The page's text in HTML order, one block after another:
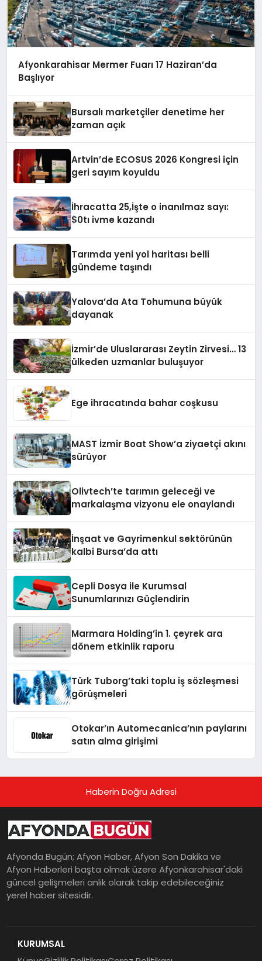
Afyonkarahisar Mermer Fuarı 17 Haziran’da
Başlıyor
Bursalı marketçiler denetime her
zaman açık
Artvin’de ECOSUS 2026 Kongresi için
geri sayım koyuldu
İhracatta 25,İşte o inanılmaz sayı:
$0tı ivme kazandı
Tarımda yeni yol haritası belli
gündeme taşındı
Yalova’da Ata Tohumuna büyük
dayanak
İzmir’de Uluslararası Zeytin Zirvesi… 13
ülkeden uzmanlar buluşuyor
Ege ihracatında bahar coşkusu
MAST İzmir Boat Show’a ziyaetçi akını
sürüyor
Olivtech’te tarımın geleceği ve
markalaşma vizyonu ele onaylandı
İnşaat ve Gayrimenkul sektörünün
kalbi Bursa’da attı
Cepli Dosya ile Kurumsal
Sunumlarınızı Güçlendirin
Marmara Holding’in 1. çeyrek ara
dönem etkinlik raporu
Türk Tuborg’taki toplu iş sözleşmesi
görüşmeleri
Otokar’ın Automecanica’nın paylarını
satın alma girişimi
Haberin Doğru Adresi
Afyonda Bugün; Afyon Haber, Afyon Son Dakika ve
Afyon Haberleri başta olmak üzere Afyonkarahisar'daki
güncel gelişmeleri anlık olarak takip edebileceğiniz
yerel haber sitesidir.
KURUMSAL